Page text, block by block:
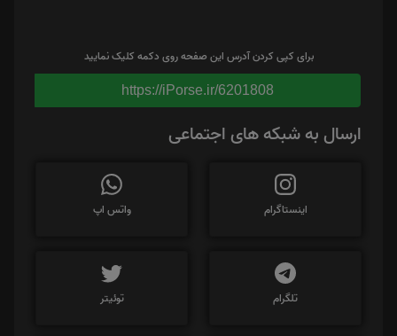
برای کپی کردن آدرس این صفحه روی دکمه کلیک نمایید
https://iPorse.ir/6201808
ارسال به شبکه های اجتماعی
اینستاگرام واتس اپ
تلگرام توئیتر